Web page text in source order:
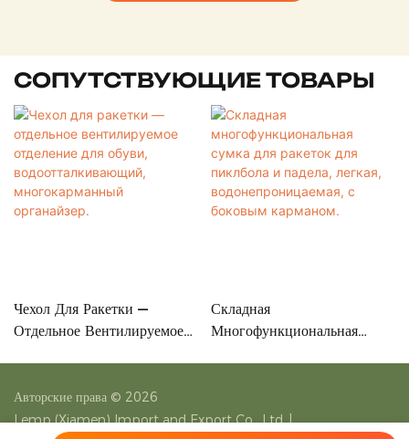
СОПУТСТВУЮЩИЕ ТОВАРЫ
Чехол Для Ракетки —
Отдельное Вентилируемое
Многокарманный
Органайзер.
Складная
Многофункциональная
Боковым Карманом.
Авторские права © 2026
Lemp (Xiamen) Import and Export Co., Ltd.|